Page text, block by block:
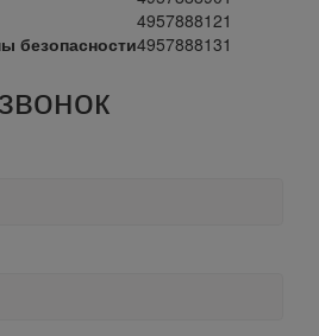
4957888121
безопасности4957888131